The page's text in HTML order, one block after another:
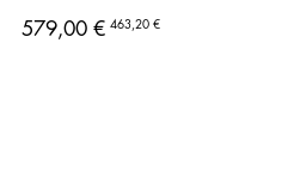
Ursprünglicher
Preis
579,00 € Angebotspreis
463,20 €